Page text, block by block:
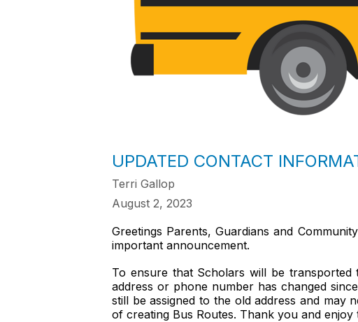
UPDATED CONTACT
Terri Gallop
August 2, 2023
Greetings Parents, Guardians and
important announcement.
To ensure that Scholars will be
address or phone number has changed
still be assigned to the old address and
of creating Bus Routes. Thank you and